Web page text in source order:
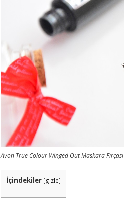
Avon True Colour Winged Out Maskara Fırçası
İçindekiler [gizle]